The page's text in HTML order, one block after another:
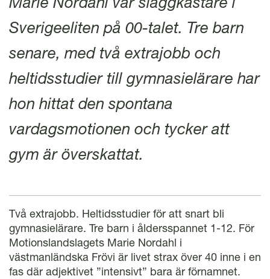
Sverigeeliten på 00-talet. Tre barn
senare, med två extrajobb och
heltidsstudier till gymnasielärare har
hon hittat den spontana
vardagsmotionen och tycker att
gym är överskattat.
Två extrajobb. Heltidsstudier för att snart bli
gymnasielärare. Tre barn i åldersspannet 1-12. För
Motionslandslagets Marie Nordahl i
västmanländska Frövi är livet strax över 40 inne i en
fas där adjektivet ”intensivt” bara är förnamnet.